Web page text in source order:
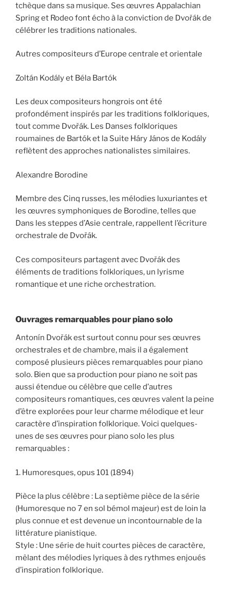
tchèque dans sa musique. Ses œuvres Appalachian
Spring et Rodeo font écho à la conviction de Dvořák de
célébrer les traditions nationales.
Autres compositeurs d’Europe centrale et orientale
Zoltán Kodály et Béla Bartók
Les deux compositeurs hongrois ont été
profondément inspirés par les traditions folkloriques,
tout comme Dvořák. Les Danses folkloriques
roumaines de Bartók et la Suite Háry János de Kodály
reflètent des approches nationalistes similaires.
Alexandre Borodine
Membre des Cinq russes, les mélodies luxuriantes et
les œuvres symphoniques de Borodine, telles que
Dans les steppes d’Asie centrale, rappellent l’écriture
orchestrale de Dvořák.
Ces compositeurs partagent avec Dvořák des
éléments de traditions folkloriques, un lyrisme
romantique et une riche orchestration.
Ouvrages remarquables pour piano solo
Antonín Dvořák est surtout connu pour ses œuvres
orchestrales et de chambre, mais il a également
composé plusieurs pièces remarquables pour piano
solo. Bien que sa production pour piano ne soit pas
aussi étendue ou célèbre que celle d’autres
compositeurs romantiques, ces œuvres valent la peine
d’être explorées pour leur charme mélodique et leur
caractère d’inspiration folklorique. Voici quelques-
unes de ses œuvres pour piano solo les plus
remarquables :
1. Humoresques, opus 101 (1894)
Pièce la plus célèbre : La septième pièce de la série
(Humoresque no 7 en sol bémol majeur) est de loin la
plus connue et est devenue un incontournable de la
littérature pianistique.
Style : Une série de huit courtes pièces de caractère,
mêlant des mélodies lyriques à des rythmes enjoués
d’inspiration folklorique.